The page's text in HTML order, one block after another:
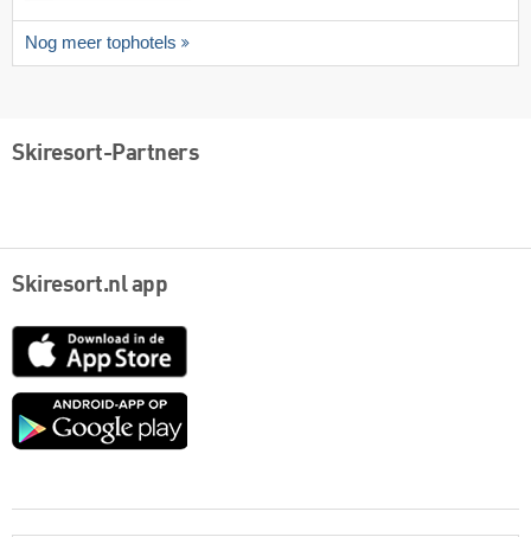
Nog meer tophotels
Skiresort-Partners
Skiresort.nl app